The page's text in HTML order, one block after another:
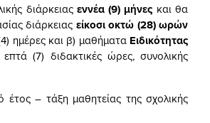
διάρκειας εννέα (9) μήνες και θα
διάρκειας είκοσι οκτώ (28) ωρών
ημέρες και β) μαθήματα Ειδικότητας
(7) διδακτικές ώρες, συνολικής
– τάξη μαθητείας της σχολικής